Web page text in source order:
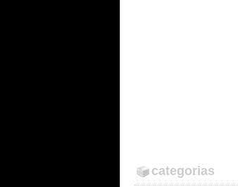
categorias